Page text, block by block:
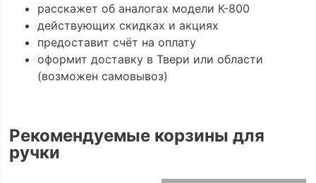
расскажет об аналогах модели К-800
действующих скидках и акциях
предоставит счёт на оплату
оформит доставку в Твери или области
(возможен самовывоз)
Рекомендуемые корзины для
ручки